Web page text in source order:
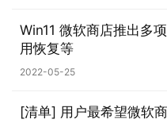
界
W
n
Win11 微软商店推出多
用恢复等
2022-05-25
[清单] 用户最希望微软